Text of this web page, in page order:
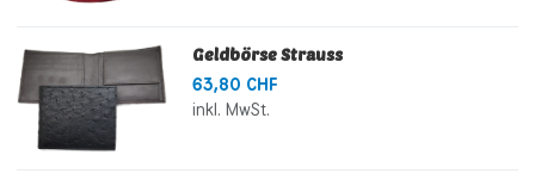
Geldbörse Strauss
63,80 CHF
inkl. MwSt.